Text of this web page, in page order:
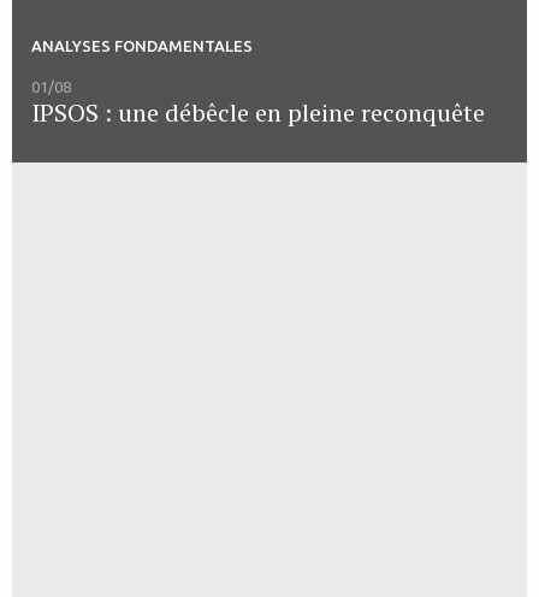
ANALYSES FONDAMENTALES
01/08
IPSOS : une débêcle en pleine reconquête